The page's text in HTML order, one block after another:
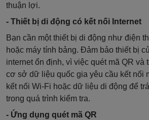
thuận lợi.
- Thiết bị di động có kết nối Internet
Bạn cần một thiết bị di động như điện
hoặc máy tính bảng. Đảm bảo thiết bị
internet ổn định, vì việc quét mã QR và
cơ sở dữ liệu quốc gia yêu cầu kết nối
kết nối Wi-Fi hoặc dữ liệu di động để
trong quá trình kiểm tra.
- Ứng dụng quét mã QR